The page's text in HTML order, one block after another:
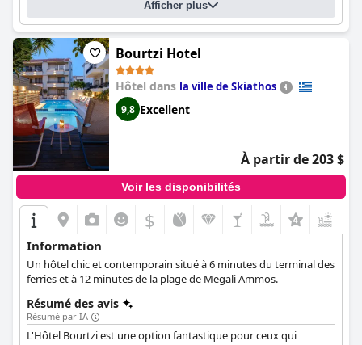
Afficher plus
Bourtzi Hotel
Hôtel dans la ville de Skiathos
9,8 Excellent
À partir de 203 $
Voir les disponibilités
$
Information
Un hôtel chic et contemporain situé à 6 minutes du terminal des
ferries et à 12 minutes de la plage de Megali Ammos.
Résumé des avis
Résumé par IA
L'Hôtel Bourtzi est une option fantastique pour ceux qui